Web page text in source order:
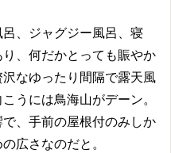
、ジャグジー風呂、寝
、何だかとっても賑やか
なゆったり間隔で露天風
うには鳥海山がデーン。
、手前の屋根付のみしか
広さなのだと。